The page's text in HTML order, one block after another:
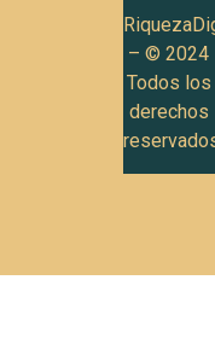
– © 2024
Todos los
derechos